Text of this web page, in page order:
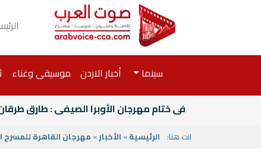
سينما أخبار الاردن موسيقى وغناء
فى ختام مهرجان الأوبرا الصيفى : طارق
انت هنا: الرئيسية» الأخبار» مهرجان القاهرة للمسرح التجريبي 2024